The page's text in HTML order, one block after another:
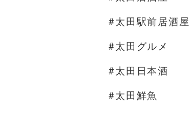
#太田駅前居酒屋
#太田グルメ
#太田日本酒
#太田鮮魚